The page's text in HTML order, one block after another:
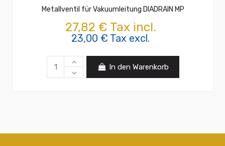
Metallventil für Vakuumleitung DIADRAIN MP
27,82 € Tax incl.
23,00 € Tax excl.
In den Warenkorb